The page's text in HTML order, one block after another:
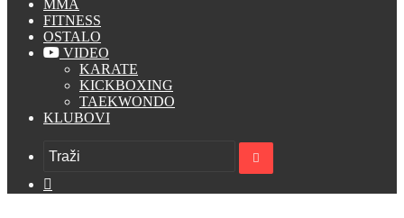
MMA
FITNESS
OSTALO
VIDEO
KARATE
KICKBOXING
TAEKWONDO
KLUBOVI
Traži
skin